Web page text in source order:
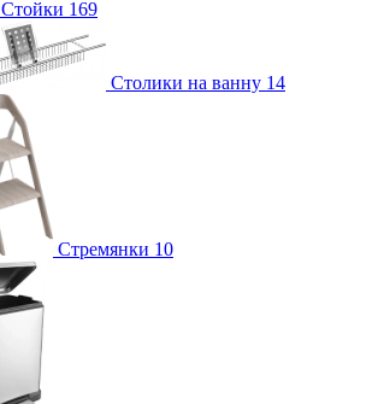
Стойки 169
Столики на ванну 14
Стремянки 10